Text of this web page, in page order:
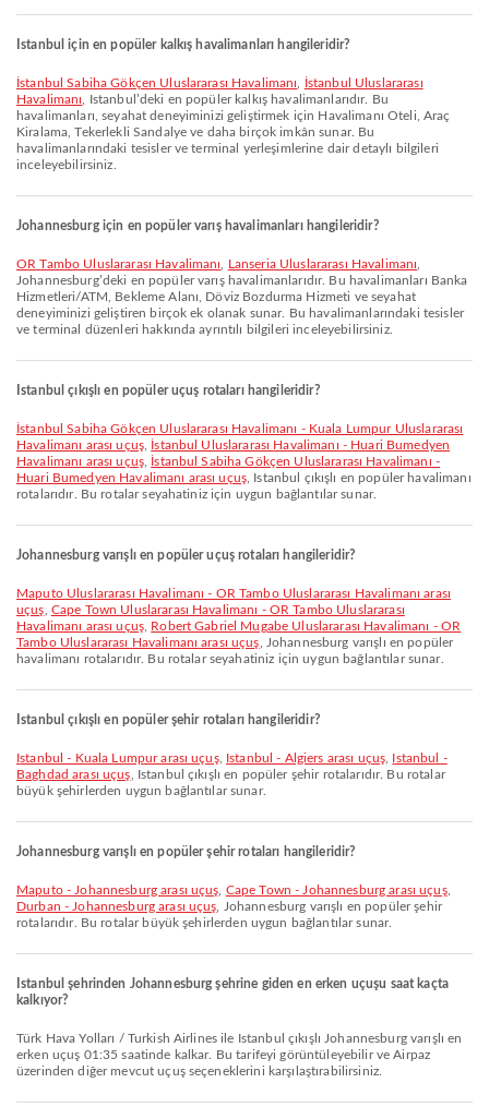
Istanbul için en popüler kalkış havalimanları hangileridir?
İstanbul Sabiha Gökçen Uluslararası Havalimanı
İstanbul Uluslararası
Havalimanı
, Istanbul’deki en popüler kalkış havalimanlarıdır. Bu
havalimanları, seyahat deneyiminizi geliştirmek için Havalimanı Oteli, Araç
Kiralama, Tekerlekli Sandalye ve daha birçok imkân sunar. Bu
havalimanlarındaki tesisler ve terminal yerleşimlerine dair detaylı bilgileri
inceleyebilirsiniz.
Johannesburg için en popüler varış havalimanları hangileridir?
OR Tambo Uluslararası Havalimanı Lanseria Uluslararası Havalimanı
Johannesburg’deki en popüler varış havalimanlarıdır. Bu havalimanları Banka
Hizmetleri/ATM, Bekleme Alanı, Döviz Bozdurma Hizmeti ve seyahat
deneyiminizi geliştiren birçok ek olanak sunar. Bu havalimanlarındaki tesisler
ve terminal düzenleri hakkında ayrıntılı bilgileri inceleyebilirsiniz.
Istanbul çıkışlı en popüler uçuş rotaları hangileridir?
İstanbul Sabiha Gökçen Uluslararası Havalimanı - Kuala Lumpur Uluslararası
Havalimanı arası uçuş, İstanbul Uluslararası Havalimanı - Huari Bumedyen
Havalimanı arası uçuş, İstanbul Sabiha Gökçen Uluslararası Havalimanı -
Huari Bumedyen Havalimanı arası uçuş , Istanbul çıkışlı en popüler havalimanı
rotalarıdır. Bu rotalar seyahatiniz için uygun bağlantılar sunar.
Johannesburg varışlı en popüler uçuş rotaları hangileridir?
Maputo Uluslararası Havalimanı - OR Tambo Uluslararası Havalimanı arası
uçuş Cape Town Uluslararası Havalimanı - OR Tambo Uluslararası
Havalimanı arası uçuş, Robert Gabriel Mugabe Uluslararası Havalimanı - OR
Tambo Uluslararası Havalimanı arası uçuş , Johannesburg varışlı en popüler
havalimanı rotalarıdır. Bu rotalar seyahatiniz için uygun bağlantılar sunar.
Istanbul çıkışlı en popüler şehir rotaları hangileridir?
Istanbul - Kuala Lumpur arası uçuş, Istanbul - Algiers arası uçuş Istanbul -
Baghdad arası uçuş , Istanbul çıkışlı en popüler şehir rotalarıdır. Bu rotalar
büyük şehirlerden uygun bağlantılar sunar.
Johannesburg varışlı en popüler şehir rotaları hangileridir?
Maputo - Johannesburg arası uçuş Cape Town - Johannesburg arası uçuş,
Durban - Johannesburg arası uçuş , Johannesburg varışlı en popüler şehir
rotalarıdır. Bu rotalar büyük şehirlerden uygun bağlantılar sunar.
Istanbul şehrinden Johannesburg şehrine giden en erken uçuşu saat kaçta
kalkıyor?
Türk Hava Yolları / Turkish Airlines ile Istanbul çıkışlı Johannesburg varışlı en
erken uçuş 01:35 saatinde kalkar. Bu tarifeyi görüntüleyebilir ve Airpaz
üzerinden diğer mevcut uçuş seçeneklerini karşılaştırabilirsiniz.